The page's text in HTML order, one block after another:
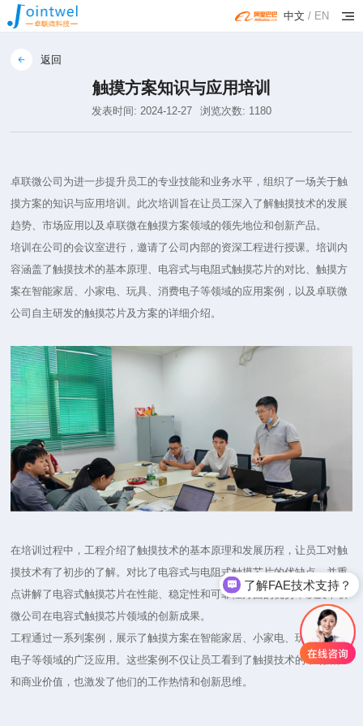
中文 / EN
返回
触摸方案知识与应用培训
发表时间: 2024-12-27 浏览次数: 1180
卓联微公司为进一步提升员工的专业技能和业务水平，组织了一场关于触
摸方案的知识与应用培训。此次培训旨在让员工深入了解触摸技术的发展
趋势、市场应用以及卓联微在触摸方案领域的领先地位和创新产品。
培训在公司的会议室进行，邀请了公司内部的资深工程进行授课。培训内
容涵盖了触摸技术的基本原理、电容式与电阻式触摸芯片的对比、触摸方
案在智能家居、小家电、玩具、消费电子等领域的应用案例，以及卓联微
公司自主研发的触摸芯片及方案的详细介绍。
在培训过程中，工程介绍了触摸技术的基本原理和发展历程，让员工对触
摸技术有了初步的了解。对比了电容式与电阻式触摸芯片的优缺点，并重
点讲解了电容式触摸芯片在性能、稳定性和可靠性方面的优势，以及卓联
微公司在电容式触摸芯片领域的创新成果。
工程通过一系列案例，展示了触摸方案在智能家居、小家电、玩具、消费
电子等领域的广泛应用。这些案例不仅让员工看到了触摸技术的市场潜力
和商业价值，也激发了他们的工作热情和创新思维。
了解FAE技术支持？